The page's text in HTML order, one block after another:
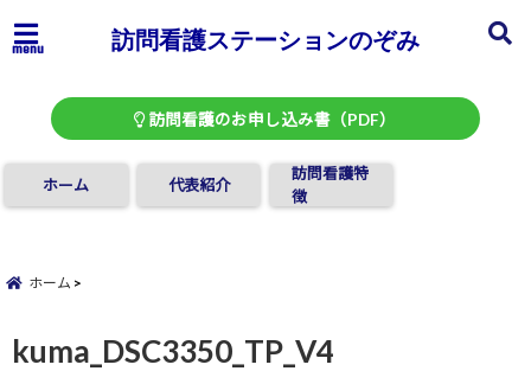
menu 訪問看護ステーションのぞみ
訪問看護のお申し込み書（PDF）
ホーム 代表紹介
訪問看護特
徴
ホーム
kuma_DSC3350_TP_V4